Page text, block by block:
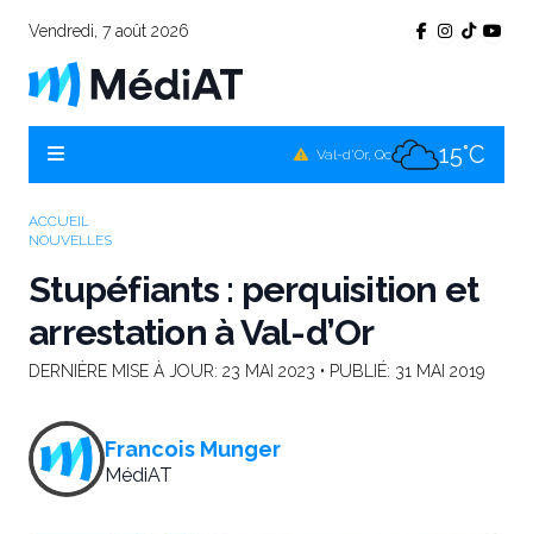
Vendredi, 7 août 2026
Val-d'Or, Qc 15°C
ACCUEIL
NOUVELLES
Stupéfiants : perquisition et
arrestation à Val-d’Or
DERNIÈRE MISE À JOUR: 23 MAI 2023 • PUBLIÉ: 31 MAI 2019
Francois Munger
MédiAT